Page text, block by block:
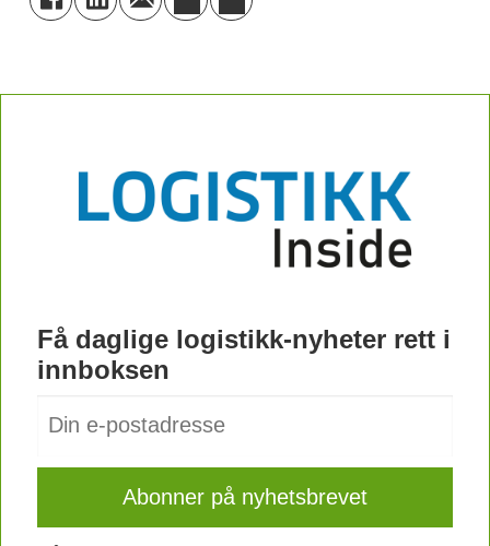
Få daglige logistikk-nyheter rett i
innboksen